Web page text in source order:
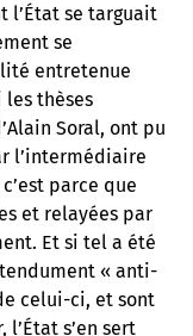
l’État se targuait
se
entretenue
les thèses
Soral, ont pu
l’intermédiaire
parce que
et relayées par
Et si tel a été
« anti-
celui-ci, et sont
l’État s’en sert